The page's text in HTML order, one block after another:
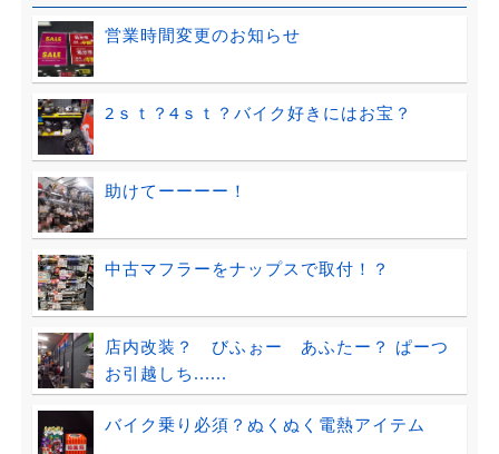
営業時間変更のお知らせ
2ｓｔ？4ｓｔ？バイク好きにはお宝？
助けてーーーー！
中古マフラーをナップスで取付！？
店内改装？ びふぉー あふたー？ ぱーつ
お引越しち......
バイク乗り必須？ぬくぬく電熱アイテム